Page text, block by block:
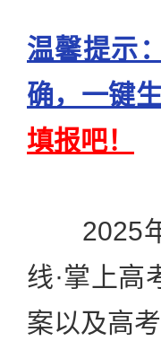
温馨提示
确，一键
填报吧！
2025年
线·掌上高
案以及高